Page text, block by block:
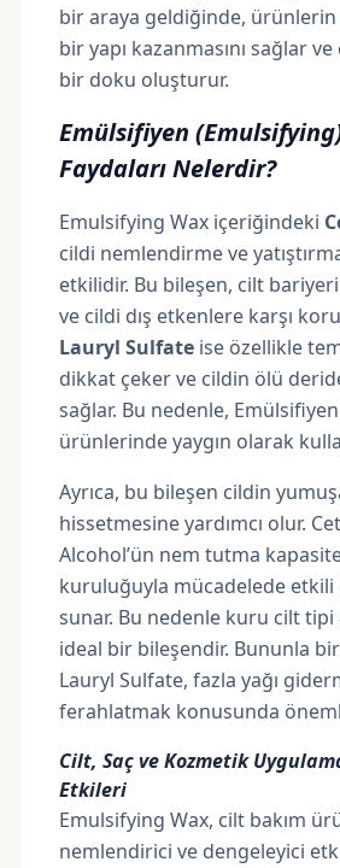
bir araya geldiğinde,
bir yapı kazanmasını sağlar
bir doku oluşturur.
Emülsifiyen
Faydaları Nelerdir?
Emulsifying Wax içeriğindeki
cildi nemlendirme ve
etkilidir. Bu bileşen, cilt
ve cildi dış etkenlere karşı
Lauryl Sulfate ise özellikle
dikkat çeker ve cildin ölü
sağlar. Bu nedenle,
ürünlerinde yaygın olarak
Ayrıca, bu bileşen cildin
hissetmesine yardımcı olur.
Alcohol’ün nem tutma
kuruluğuyla mücadelede etkili
sunar. Bu nedenle kuru cilt
ideal bir bileşendir. Bununla
Lauryl Sulfate, fazla yağı
ferahlatmak konusunda
Cilt, Saç ve Kozmetik
Etkileri
Emulsifying Wax, cilt bakım
nemlendirici ve dengeleyici